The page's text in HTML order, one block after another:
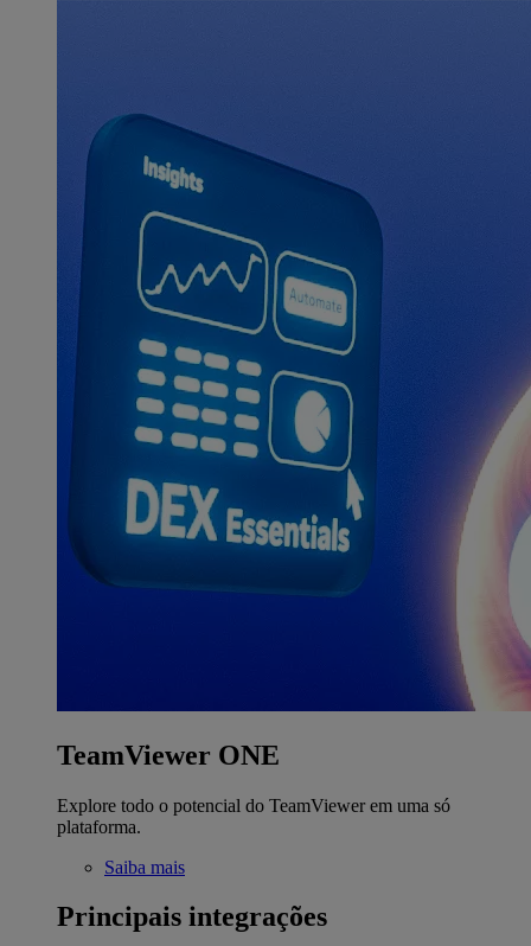
TeamViewer ONE
Explore todo o potencial do TeamViewer em uma só
plataforma.
Saiba mais
Principais integrações